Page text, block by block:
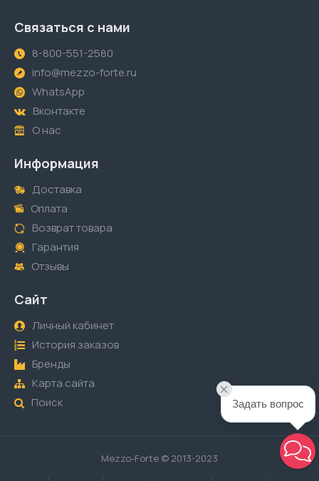
Связаться с нами
8-800-551-2580
info@mezzo-forte.ru
WhatsApp
Вконтакте
О нас
Информация
Доставка
Оплата
Возврат товара
Гарантия
Отзывы
Сайт
Личный кабинет
История заказов
Бренды
Карта сайта
Поиск
Mezzo-Forte © 2013-2023
Задать вопрос